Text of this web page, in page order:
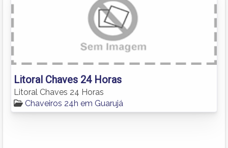
Litoral Chaves 24 Horas
Litoral Chaves 24 Horas
Chaveiros 24h em Guarujá